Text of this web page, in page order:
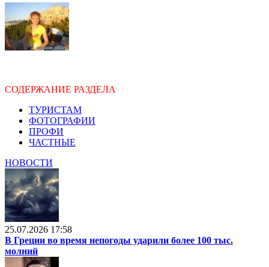
СОДЕРЖАНИЕ РАЗДЕЛА
ТУРИСТАМ
ФОТОГРАФИИ
ПРОФИ
ЧАСТНЫЕ
НОВОСТИ
25.07.2026 17:58
В Греции во время непогоды ударили более 100 тыс.
молний